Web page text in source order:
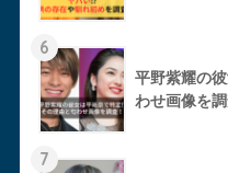
6
平野紫耀の
わせ画像を調
7